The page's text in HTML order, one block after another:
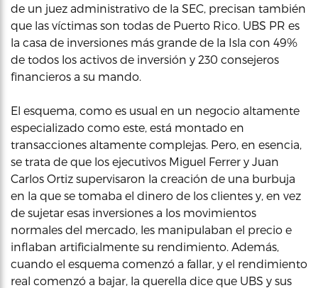
de un juez administrativo de la SEC, precisan también
que las víctimas son todas de Puerto Rico. UBS PR es
la casa de inversiones más grande de la Isla con 49%
de todos los activos de inversión y 230 consejeros
financieros a su mando.
El esquema, como es usual en un negocio altamente
especializado como este, está montado en
transacciones altamente complejas. Pero, en esencia,
se trata de que los ejecutivos Miguel Ferrer y Juan
Carlos Ortiz supervisaron la creación de una burbuja
en la que se tomaba el dinero de los clientes y, en vez
de sujetar esas inversiones a los movimientos
normales del mercado, les manipulaban el precio e
inflaban artificialmente su rendimiento. Además,
cuando el esquema comenzó a fallar, y el rendimiento
real comenzó a bajar, la querella dice que UBS y sus